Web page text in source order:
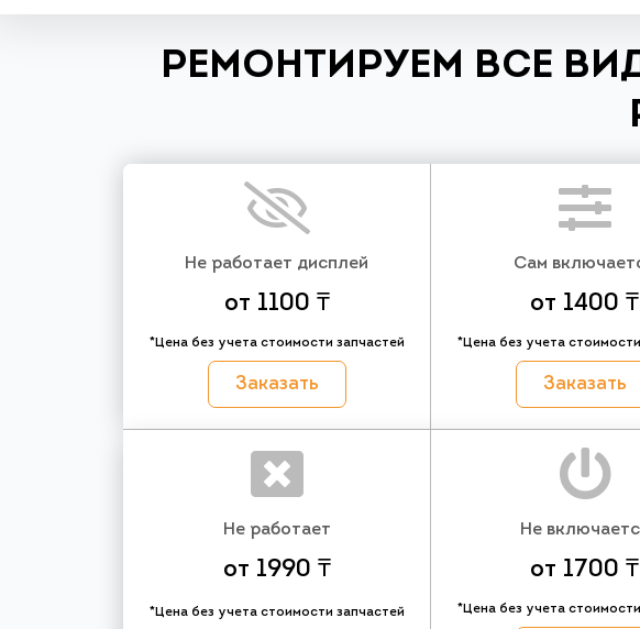
РЕМОНТИРУЕМ ВСЕ
Не работает дисплей
от 1100 ₸
*Цена без учета стоимости запчастей
Заказать
Сам
от 1400 ₸
*Цена без учета
Заказать
Не работает
от 1990 ₸
*Цена без учета стоимости запчастей
Не
от 1700 ₸
*Цена без учета